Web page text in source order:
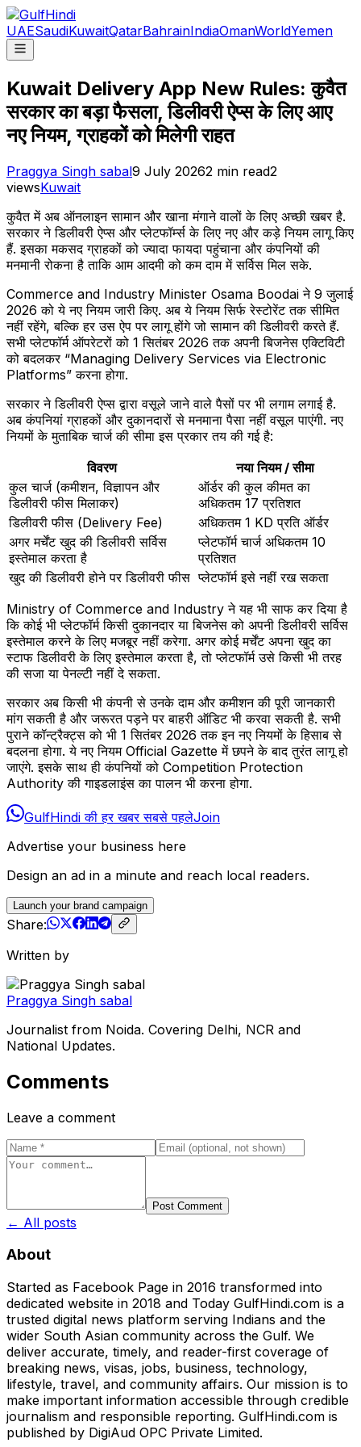
UAESaudiKuwaitQatarBahrainIndiaOmanWorldYemen
Kuwait Delivery App New Rules: कुवैत
सरकार का बड़ा फैसला, डिलीवरी ऐप्स के लिए आए
नए नियम, ग्राहकों को मिलेगी राहत
Praggya Singh sabal9 July 20262 min read2
viewsKuwait
कुवैत में अब ऑनलाइन सामान और खाना मंगाने वालों के लिए अच्छी खबर है.
सरकार ने डिलीवरी ऐप्स और प्लेटफॉर्म्स के लिए नए और कड़े नियम लागू किए
हैं. इसका मकसद ग्राहकों को ज्यादा फायदा पहुंचाना और कंपनियों की
मनमानी रोकना है ताकि आम आदमी को कम दाम में सर्विस मिल सके.
Commerce and Industry Minister Osama Boodai ने 9 जुलाई
2026 को ये नए नियम जारी किए. अब ये नियम सिर्फ रेस्टोरेंट तक सीमित
नहीं रहेंगे, बल्कि हर उस ऐप पर लागू होंगे जो सामान की डिलीवरी करते हैं.
सभी प्लेटफॉर्म ऑपरेटरों को 1 सितंबर 2026 तक अपनी बिजनेस एक्टिविटी
को बदलकर “Managing Delivery Services via Electronic
Platforms” करना होगा.
सरकार ने डिलीवरी ऐप्स द्वारा वसूले जाने वाले पैसों पर भी लगाम लगाई है.
अब कंपनियां ग्राहकों और दुकानदारों से मनमाना पैसा नहीं वसूल पाएंगी. नए
नियमों के मुताबिक चार्ज की सीमा इस प्रकार तय की गई है:
विवरण
नया नियम / सीमा
कुल चार्ज (कमीशन, विज्ञापन और
डिलीवरी फीस मिलाकर)
ऑर्डर की कुल कीमत का
अधिकतम 17 प्रतिशत
डिलीवरी फीस (Delivery Fee)
अधिकतम 1 KD प्रति ऑर्डर
अगर मर्चेंट खुद की डिलीवरी सर्विस
इस्तेमाल करता है
प्लेटफॉर्म चार्ज अधिकतम 10
प्रतिशत
खुद की डिलीवरी होने पर डिलीवरी फीस प्लेटफॉर्म इसे नहीं रख सकता
Ministry of Commerce and Industry ने यह भी साफ कर दिया है
कि कोई भी प्लेटफॉर्म किसी दुकानदार या बिजनेस को अपनी डिलीवरी सर्विस
इस्तेमाल करने के लिए मजबूर नहीं करेगा. अगर कोई मर्चेंट अपना खुद का
स्टाफ डिलीवरी के लिए इस्तेमाल करता है, तो प्लेटफॉर्म उसे किसी भी तरह
की सजा या पेनल्टी नहीं दे सकता.
सरकार अब किसी भी कंपनी से उनके दाम और कमीशन की पूरी जानकारी
मांग सकती है और जरूरत पड़ने पर बाहरी ऑडिट भी करवा सकती है. सभी
पुराने कॉन्ट्रैक्ट्स को भी 1 सितंबर 2026 तक इन नए नियमों के हिसाब से
बदलना होगा. ये नए नियम Official Gazette में छपने के बाद तुरंत लागू हो
जाएंगे. इसके साथ ही कंपनियों को Competition Protection
Authority की गाइडलाइंस का पालन भी करना होगा.
GulfHindi की हर खबर सबसे पहलेJoin
Advertise your business here
Design an ad in a minute and reach local readers.
Launch your brand campaign
Share:
Written by
Praggya Singh sabal
Journalist from Noida. Covering Delhi, NCR and
National Updates.
Comments
Leave a comment
Post Comment
← All posts
About
Started as Facebook Page in 2016 transformed into
dedicated website in 2018 and Today GulfHindi.com is a
trusted digital news platform serving Indians and the
wider South Asian community across the Gulf. We
deliver accurate, timely, and reader-first coverage of
breaking news, visas, jobs, business, technology,
lifestyle, travel, and community affairs. Our mission is to
make important information accessible through credible
journalism and responsible reporting. GulfHindi.com is
published by DigiAud OPC Private Limited.